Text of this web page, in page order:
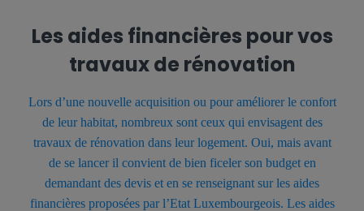
Les aides financières pour vos
travaux de rénovation
Lors d’une nouvelle acquisition ou pour améliorer le confort
de leur habitat, nombreux sont ceux qui envisagent des
travaux de rénovation dans leur logement. Oui, mais avant
de se lancer il convient de bien ficeler son budget en
demandant des devis et en se renseignant sur les aides
financières proposées par l’Etat Luxembourgeois. Les aides